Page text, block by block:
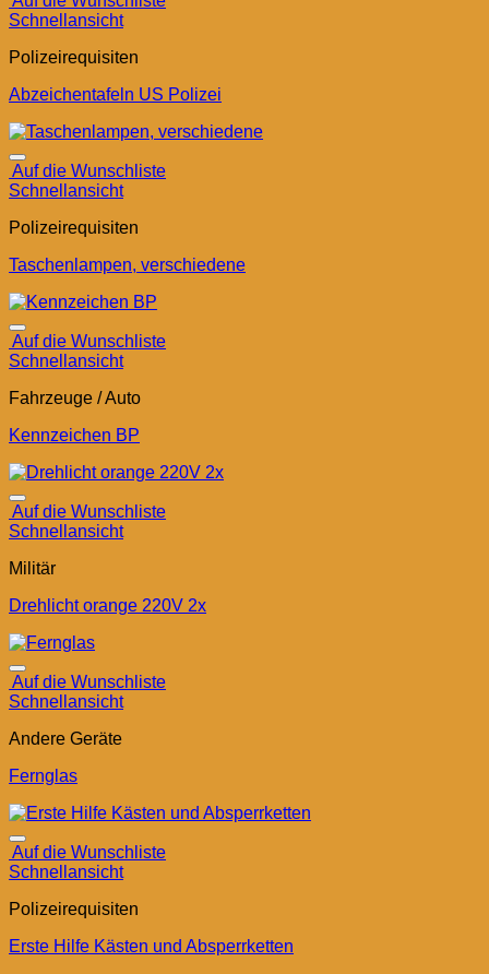
Schnellansicht
Polizeirequisiten
Abzeichentafeln US Polizei
Auf die Wunschliste
Schnellansicht
Polizeirequisiten
Taschenlampen, verschiedene
Auf die Wunschliste
Schnellansicht
Fahrzeuge / Auto
Kennzeichen BP
Auf die Wunschliste
Schnellansicht
Militär
Drehlicht orange 220V 2x
Auf die Wunschliste
Schnellansicht
Andere Geräte
Fernglas
Auf die Wunschliste
Schnellansicht
Polizeirequisiten
Erste Hilfe Kästen und Absperrketten